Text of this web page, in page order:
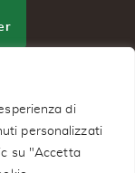
di
personalizzati
su "Accetta
Via